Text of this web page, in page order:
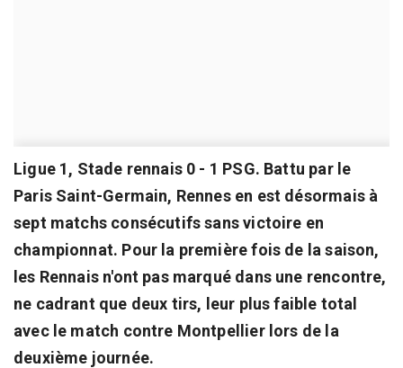
Ligue 1, Stade rennais 0 - 1 PSG. Battu par le
Paris Saint-Germain, Rennes en est désormais à
sept matchs consécutifs sans victoire en
championnat. Pour la première fois de la saison,
les Rennais n'ont pas marqué dans une rencontre,
ne cadrant que deux tirs, leur plus faible total
avec le match contre Montpellier lors de la
deuxième journée.